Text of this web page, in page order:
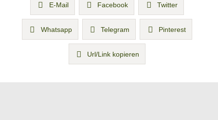
E-Mail Facebook Twitter
Whatsapp Telegram Pinterest
Url/Link kopieren